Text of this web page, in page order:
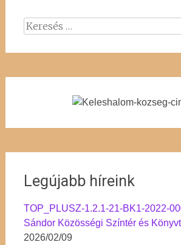
Keresés:
Legújabb híreink
TOP_PLUSZ-1.2.1-21-BK1-2022-
Sándor Közösségi Színtér és
2026/02/09